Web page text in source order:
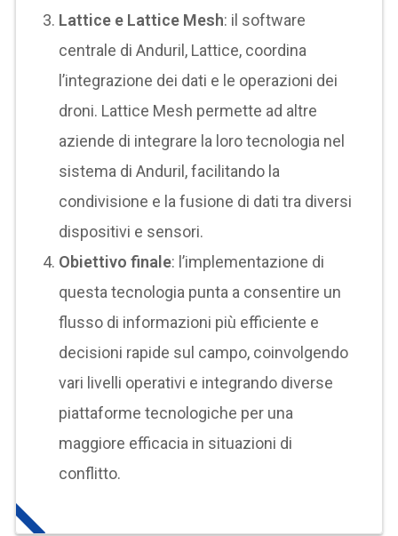
Lattice e Lattice Mesh: il software
centrale di Anduril, Lattice, coordina
l’integrazione dei dati e le operazioni dei
droni. Lattice Mesh permette ad altre
aziende di integrare la loro tecnologia nel
sistema di Anduril, facilitando la
condivisione e la fusione di dati tra diversi
dispositivi e sensori.
Obiettivo finale: l’implementazione di
questa tecnologia punta a consentire un
flusso di informazioni più efficiente e
decisioni rapide sul campo, coinvolgendo
vari livelli operativi e integrando diverse
piattaforme tecnologiche per una
maggiore efficacia in situazioni di
conflitto.